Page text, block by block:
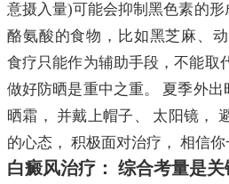
意摄入量)可能会抑制黑色素的
酪氨酸的食物，比如黑芝麻、
食疗只能作为辅助手段，不能取
做好防晒是重中之重。 夏季外
晒霜， 并戴上帽子、 太阳镜，
的心态， 积极面对治疗， 相信你
白癜风治疗： 综合考量是关